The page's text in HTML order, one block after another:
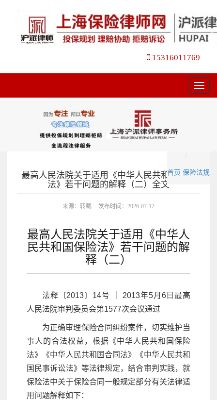
15316011769
菜
单
首页 保险法规
最高人民法院关于适用《中华人民共和国保险
法》若干问题的解释（二）全文
来源：转载 发布时间：2026-07-12
最高人民法院关于适用《中华人
民共和国保险法》若干问题的解
释（二）
法释〔2013〕14号 ｜ 2013年5月6日最高
人民法院审判委员会第1577次会议通过
为正确审理保险合同纠纷案件，切实维护当
事人的合法权益，根据《中华人民共和国保险
法》《中华人民共和国合同法》《中华人民共和
国民事诉讼法》等法律规定，结合审判实践，就
保险法中关于保险合同一般规定部分有关法律适
用问题解释如下：